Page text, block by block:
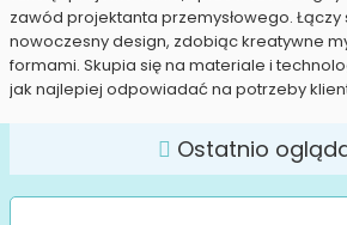
zawód projektanta przemysłowego. Łączy
nowoczesny design, zdobiąc kreatywne
formami. Skupia się na materiale i
jak najlepiej odpowiadać na potrzeby
Ostatnio